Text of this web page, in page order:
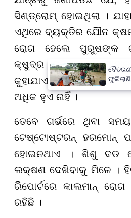
ସିଣ୍ଡ୍ରୋମ୍ ହୋଇଥିଲା ।
ଏଥିରେ ବ୍ୟକ୍ତିର ଯୌନ
ରୋଗ ହେଲେ ପୁରୁଷଙ୍କ
କ୍ଷୁଦ୍ର ରହିଥାଏ । ଯାହାକୁ
କୁହାଯାଏ । ଅର୍ଥାତ ଏହାର
ଅଧିକ ହୁଏ ନାହିଁ ।
ତେବେ ଗର୍ଭରେ ଥିବା
ଟେଷ୍ଟୋଷ୍ଟରନ୍ ହରମୋନ୍
ହୋଇନଥାଏ । ଶିଶୁ ବଡ
ଲକ୍ଷଣ ଦେଖିବାକୁ ମିଳେ ।
ରିପୋର୍ଟରେ କାଲମାନ୍
ରହିଛି ।
ଫୁଲିଲାଣି